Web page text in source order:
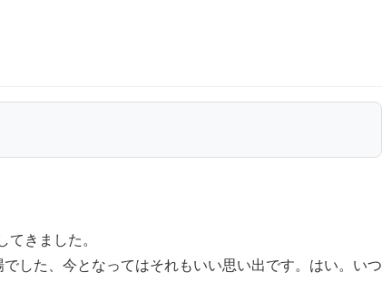
てきました。
した、今となってはそれもいい思い出です。はい。いつ